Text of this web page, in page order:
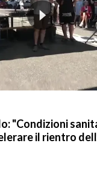
"Condizioni
il rientro